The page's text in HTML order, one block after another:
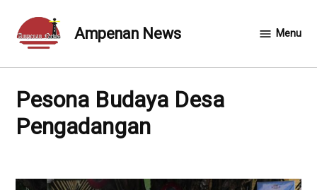
content
Ampenan News Menu
Pesona Budaya Desa
Pengadangan